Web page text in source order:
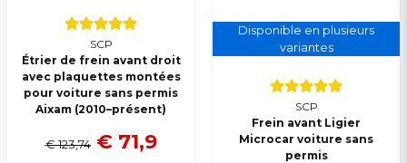
SCP
Étrier de frein avant droit
avec plaquettes montées
pour voiture sans permis
Aixam (2010–présent)
€ 123,74 € 71,9
Disponible en plusieurs
variantes
SCP
Frein avant Ligier
Microcar voiture sans
permis